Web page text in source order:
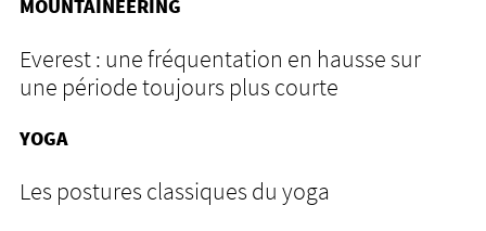
MOUNTAINEERING
Everest : une fréquentation en hausse sur
une période toujours plus courte
YOGA
Les postures classiques du yoga